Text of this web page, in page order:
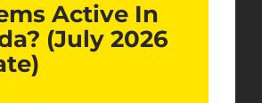
Active In
(July 2026